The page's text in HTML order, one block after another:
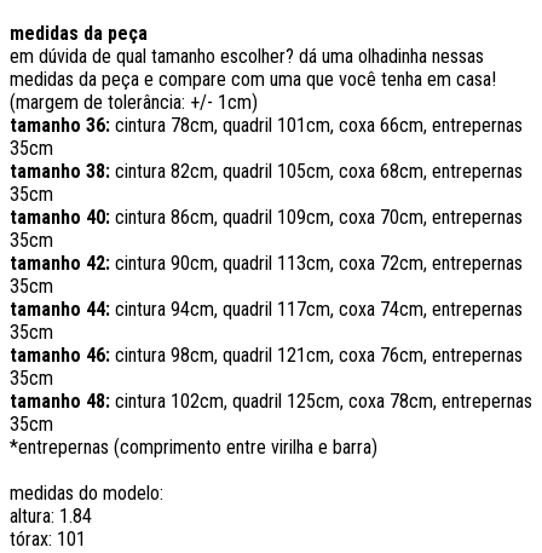
medidas da peça
em dúvida de qual tamanho escolher? dá uma olhadinha nessas
medidas da peça e compare com uma que você tenha em casa!
(margem de tolerância: +/- 1cm)
tamanho 36: cintura 78cm, quadril 101cm, coxa 66cm, entrepernas
35cm
tamanho 38: cintura 82cm, quadril 105cm, coxa 68cm, entrepernas
35cm
tamanho 40: cintura 86cm, quadril 109cm, coxa 70cm, entrepernas
35cm
tamanho 42: cintura 90cm, quadril 113cm, coxa 72cm, entrepernas
35cm
tamanho 44: cintura 94cm, quadril 117cm, coxa 74cm, entrepernas
35cm
tamanho 46: cintura 98cm, quadril 121cm, coxa 76cm, entrepernas
35cm
tamanho 48: cintura 102cm, quadril 125cm, coxa 78cm, entrepernas
35cm
*entrepernas (comprimento entre virilha e barra)
medidas do modelo:
altura: 1.84
tórax: 101